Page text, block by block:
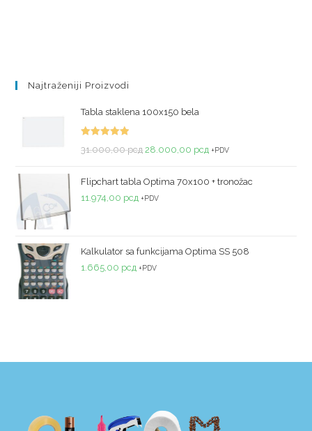
Najtraženiji Proizvodi
Tabla staklena 100x150 bela
31.000,00рсд 28.000,00 рсд +PDV
Flipchart tabla Optima 70x100 + tronožac
11.974,00 рсд +PDV
Kalkulator sa funkcijama Optima SS 508
1.665,00 рсд +PDV